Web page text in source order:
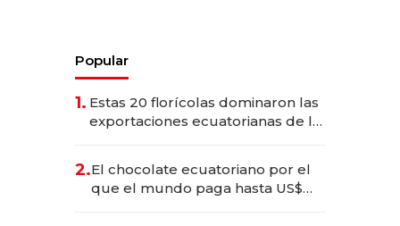
Popular
1. Estas 20 florícolas dominaron las
exportaciones ecuatorianas de la
2.El chocolate ecuatoriano por el
que el mundo paga hasta US$